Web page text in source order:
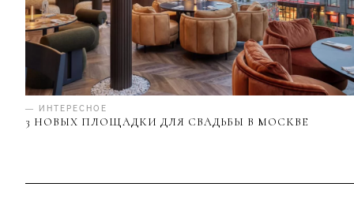
— ИНТЕРЕСНОЕ
3 НОВЫХ ПЛОЩАДКИ ДЛЯ СВАДЬБЫ В МОСКВЕ